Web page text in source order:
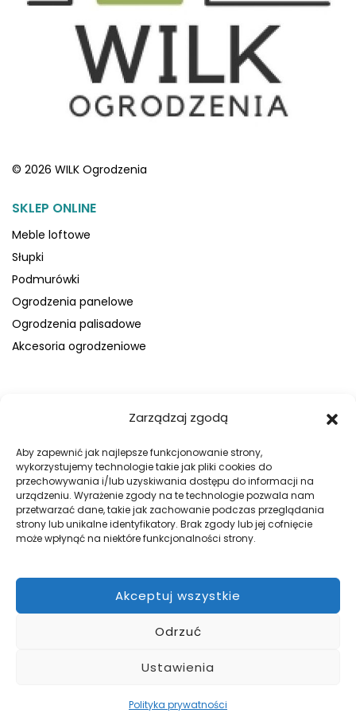
Zarządzaj zgodą
Aby zapewnić jak najlepsze funkcjonowanie strony,
wykorzystujemy technologie takie jak pliki cookies do
przechowywania i/lub uzyskiwania dostępu do informacji na
urządzeniu. Wyrażenie zgody na te technologie pozwala nam
przetwarzać dane, takie jak zachowanie podczas przeglądania
strony lub unikalne identyfikatory. Brak zgody lub jej cofnięcie
może wpłynąć na niektóre funkcjonalności strony.
Akceptuj wszystkie
Odrzuć
Ustawienia
Polityka prywatności
© 2026 WILK Ogrodzenia
SKLEP ONLINE
Meble loftowe
Słupki
Podmurówki
Ogrodzenia panelowe
Ogrodzenia palisadowe
Akcesoria ogrodzeniowe
Blog
Kontakt
Galeria
Regulamin
Polityka prywatności
DOBRE OGRODZENIA
Zabezpiecz swój teren z firmą WILK Ogrodzenia Paulina Wilk.
Pomożemy przy projekcie, a później go zrealizujemy.